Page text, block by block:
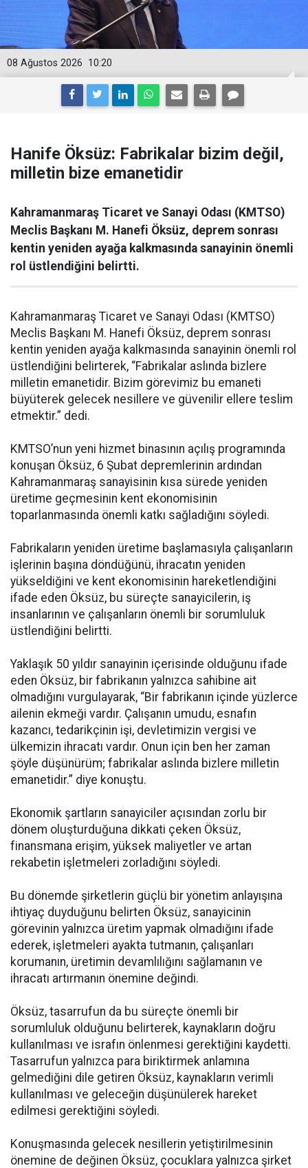
10:20
08 Ağustos 2026
Hanife Öksüz: Fabrikalar bizim değil,
milletin bize emanetidir
Kahramanmaraş Ticaret ve Sanayi Odası (KMTSO)
Meclis Başkanı M. Hanefi Öksüz, deprem sonrası
kentin yeniden ayağa kalkmasında sanayinin önemli
rol üstlendiğini belirtti.
Kahramanmaraş Ticaret ve Sanayi Odası (KMTSO)
Meclis Başkanı M. Hanefi Öksüz, deprem sonrası
kentin yeniden ayağa kalkmasında sanayinin önemli rol
üstlendiğini belirterek, “Fabrikalar aslında bizlere
milletin emanetidir. Bizim görevimiz bu emaneti
büyüterek gelecek nesillere ve güvenilir ellere teslim
etmektir.” dedi.
KMTSO’nun yeni hizmet binasının açılış programında
konuşan Öksüz, 6 Şubat depremlerinin ardından
Kahramanmaraş sanayisinin kısa sürede yeniden
üretime geçmesinin kent ekonomisinin
toparlanmasında önemli katkı sağladığını söyledi.
Fabrikaların yeniden üretime başlamasıyla çalışanların
işlerinin başına döndüğünü, ihracatın yeniden
yükseldiğini ve kent ekonomisinin hareketlendiğini
ifade eden Öksüz, bu süreçte sanayicilerin, iş
insanlarının ve çalışanların önemli bir sorumluluk
üstlendiğini belirtti.
Yaklaşık 50 yıldır sanayinin içerisinde olduğunu ifade
eden Öksüz, bir fabrikanın yalnızca sahibine ait
olmadığını vurgulayarak, “Bir fabrikanın içinde yüzlerce
ailenin ekmeği vardır. Çalışanın umudu, esnafın
kazancı, tedarikçinin işi, devletimizin vergisi ve
ülkemizin ihracatı vardır. Onun için ben her zaman
şöyle düşünürüm; fabrikalar aslında bizlere milletin
emanetidir.” diye konuştu.
Ekonomik şartların sanayiciler açısından zorlu bir
dönem oluşturduğuna dikkati çeken Öksüz,
finansmana erişim, yüksek maliyetler ve artan
rekabetin işletmeleri zorladığını söyledi.
Bu dönemde şirketlerin güçlü bir yönetim anlayışına
ihtiyaç duyduğunu belirten Öksüz, sanayicinin
görevinin yalnızca üretim yapmak olmadığını ifade
ederek, işletmeleri ayakta tutmanın, çalışanları
korumanın, üretimin devamlılığını sağlamanın ve
ihracatı artırmanın önemine değindi.
Öksüz, tasarrufun da bu süreçte önemli bir
sorumluluk olduğunu belirterek, kaynakların doğru
kullanılması ve israfın önlenmesi gerektiğini kaydetti.
Tasarrufun yalnızca para biriktirmek anlamına
gelmediğini dile getiren Öksüz, kaynakların verimli
kullanılması ve geleceğin düşünülerek hareket
edilmesi gerektiğini söyledi.
Konuşmasında gelecek nesillerin yetiştirilmesinin
önemine de değinen Öksüz, çocuklara yalnızca şirket